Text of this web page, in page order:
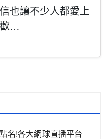
也讓不少人都愛上
歡…
名!各大網球直播平台